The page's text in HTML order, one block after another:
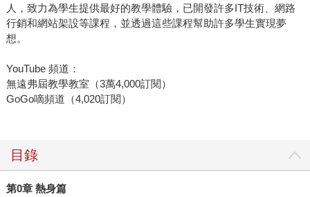
人，致力為學生提供最好的教學體驗，已開發許多IT技術、網路
行銷和網站架設等課程，並透過這些課程幫助許多學生實現夢
想。
YouTube 頻道：
無遠弗屆教學教室（3萬4,000訂閱）
GoGo嘀頻道（4,020訂閱）
目錄
第0章 熱身篇